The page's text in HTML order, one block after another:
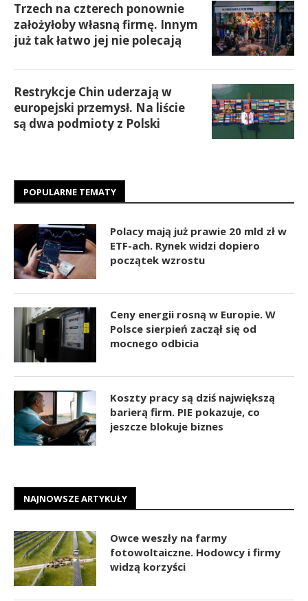
Trzech na czterech ponownie
założyłoby własną firmę. Innym
już tak łatwo jej nie polecają
Restrykcje Chin uderzają w
europejski przemysł. Na liście
są dwa podmioty z Polski
POPULARNE TEMATY
Polacy mają już prawie 20 mld zł w
ETF-ach. Rynek widzi dopiero
początek wzrostu
Ceny energii rosną w Europie. W
Polsce sierpień zaczął się od
mocnego odbicia
Koszty pracy są dziś największą
barierą firm. PIE pokazuje, co
jeszcze blokuje biznes
NAJNOWSZE ARTYKUŁY
Owce weszły na farmy
fotowoltaiczne. Hodowcy i firmy
widzą korzyści